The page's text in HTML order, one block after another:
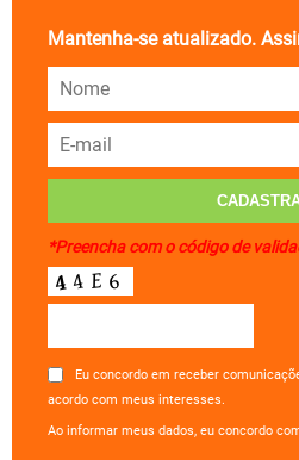
Mantenha-se atualizado.
*Preencha com o código de
Eu concordo em receber
acordo com meus interesses.
Ao informar meus dados, eu concordo